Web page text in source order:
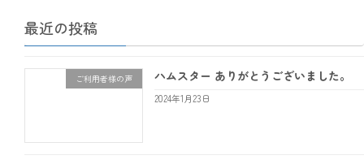
最近の投稿
ご利用者様の声 ハムスター ありがとうございました。
2024年1月23日